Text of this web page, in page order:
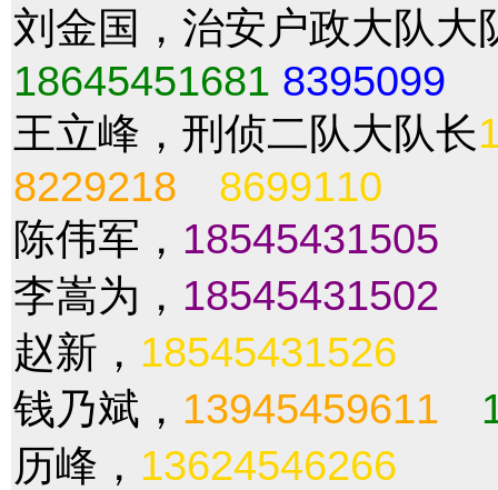
刘金国，治安户政大队大
18645451681 8395099
王立峰，刑侦二队大队长
8229218
8699110
陈伟军， 18545431505
李嵩为， 18545431502
赵新， 18545431526
钱乃斌， 13945459611
历峰， 13624546266